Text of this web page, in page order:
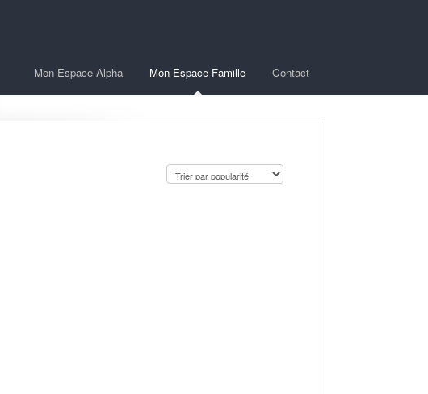
Mon Espace Alpha Mon Espace Famille Contact